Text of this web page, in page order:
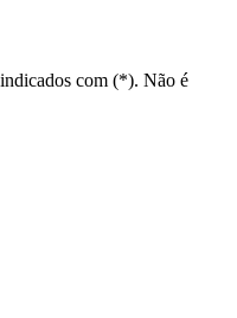
com (*). Não é